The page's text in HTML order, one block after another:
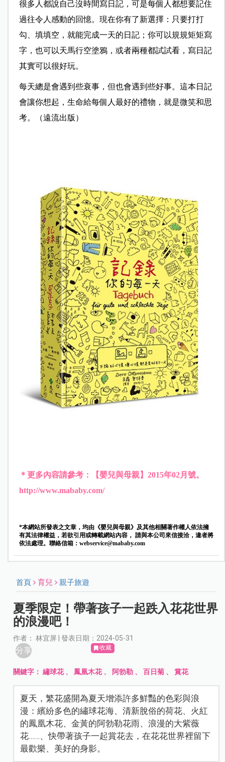
很多人都說自己沒時間寫日記，可是每個人都想要記住
過往令人感動的回憶。現在你有了新選擇：只要打打
勾、填填空，就能完成一天的日記；你可以規規矩矩寫
字，也可以天馬行空塗鴉，或者兩種都試試看，寫日記
其實可以很好玩。
每天總是會遇到些衰事，但也會遇到些好事。這本日記
會讓你想起，生命給每個人最好的禮物，就是微笑和思
考。（遠流出版）
＊更多內容請參考：【嬰兒與母親】2015年02月號。
http://www.mababy.com/
*本網站所發表之文章，均由《嬰兒與母親》及其他相關著作權人依法擁
有其法律權益，若欲引用或轉載網站內容， 請與本公司來信接洽，違者將
依法處理。聯絡信箱： webservice@mababy.com
首頁 育兒 親子旅遊
夏季限定！帶著孩子一起跌入花花世界
的浪漫吧！
作者： 林宜屏 | 發表日期：2024-05-31
分享 收藏
關鍵字：繡球花、 鳳凰木花、 阿勃勒 、百日菊 、 賞花
夏天，繁花盛開為夏天增添許多鮮豔的色彩與浪
漫：繽紛多色的繡球花海、清新脫俗的荷花、火紅
的鳳凰木花、金黃的阿勃勒花雨、浪漫的大紫薇
花……、快帶著孩子一起賞花去，在花花世界裡留下
最歡樂、美好的身影。